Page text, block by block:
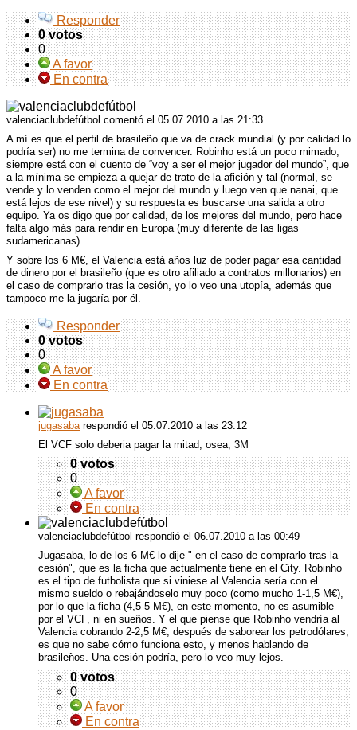
Responder
0 votos
0
A favor
En contra
valenciaclubdefútbol comentó el 05.07.2010 a las 21:33
A mí es que el perfil de brasileño que va de crack mundial (y por calidad lo
podría ser) no me termina de convencer. Robinho está un poco mimado,
siempre está con el cuento de “voy a ser el mejor jugador del mundo”, que
a la mínima se empieza a quejar de trato de la afición y tal (normal, se
vende y lo venden como el mejor del mundo y luego ven que nanai, que
está lejos de ese nivel) y su respuesta es buscarse una salida a otro
equipo. Ya os digo que por calidad, de los mejores del mundo, pero hace
falta algo más para rendir en Europa (muy diferente de las ligas
sudamericanas).
Y sobre los 6 M€, el Valencia está años luz de poder pagar esa cantidad
de dinero por el brasileño (que es otro afiliado a contratos millonarios) en
el caso de comprarlo tras la cesión, yo lo veo una utopía, además que
tampoco me la jugaría por él.
Responder
0 votos
0
A favor
En contra
jugasaba respondió el 05.07.2010 a las 23:12
El VCF solo deberia pagar la mitad, osea, 3M
0 votos
0
A favor
En contra
valenciaclubdefútbol respondió el 06.07.2010 a las 00:49
Jugasaba, lo de los 6 M€ lo dije " en el caso de comprarlo tras la
cesión", que es la ficha que actualmente tiene en el City. Robinho
es el tipo de futbolista que si viniese al Valencia sería con el
mismo sueldo o rebajándoselo muy poco (como mucho 1-1,5 M€),
por lo que la ficha (4,5-5 M€), en este momento, no es asumible
por el VCF, ni en sueños. Y el que piense que Robinho vendría al
Valencia cobrando 2-2,5 M€, después de saborear los petrodólares,
es que no sabe cómo funciona esto, y menos hablando de
brasileños. Una cesión podría, pero lo veo muy lejos.
0 votos
0
A favor
En contra